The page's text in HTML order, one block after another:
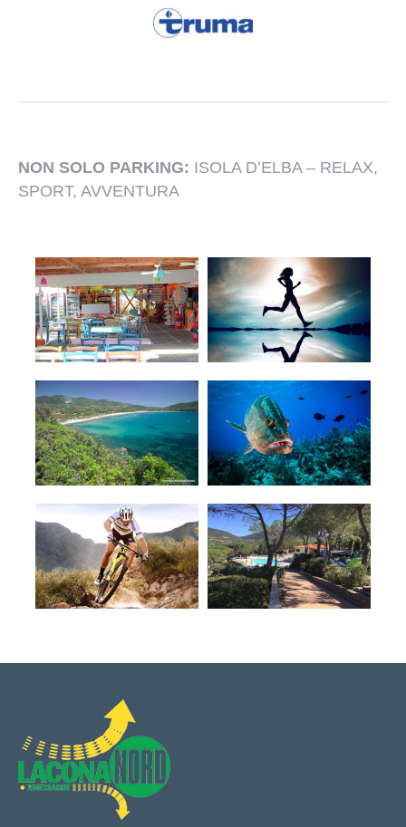
NON SOLO PARKING: ISOLA D’ELBA – RELAX,
SPORT, AVVENTURA